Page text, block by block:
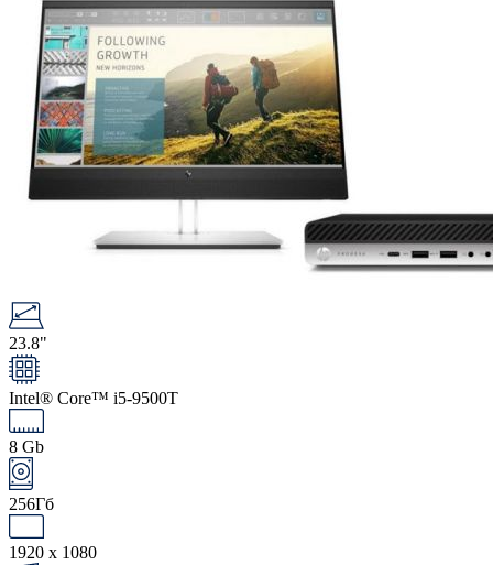
23.8"
Intel® Core™ i5-9500T
8 Gb
256Гб
1920 x 1080